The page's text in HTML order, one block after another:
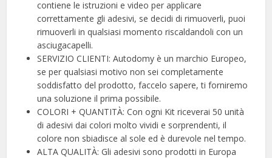
contiene le istruzioni e video per applicare
correttamente gli adesivi, se decidi di rimuoverli, puoi
rimuoverli in qualsiasi momento riscaldandoli con un
asciugacapelli.
SERVIZIO CLIENTI: Autodomy è un marchio Europeo,
se per qualsiasi motivo non sei completamente
soddisfatto del prodotto, faccelo sapere, ti forniremo
una soluzione il prima possibile.
COLORI + QUANTITÀ: Con ogni Kit riceverai 50 unità
di adesivi dai colori molto vividi e sorprendenti, il
colore non sbiadisce al sole ed è durevole nel tempo.
ALTA QUALITÀ: Gli adesivi sono prodotti in Europa